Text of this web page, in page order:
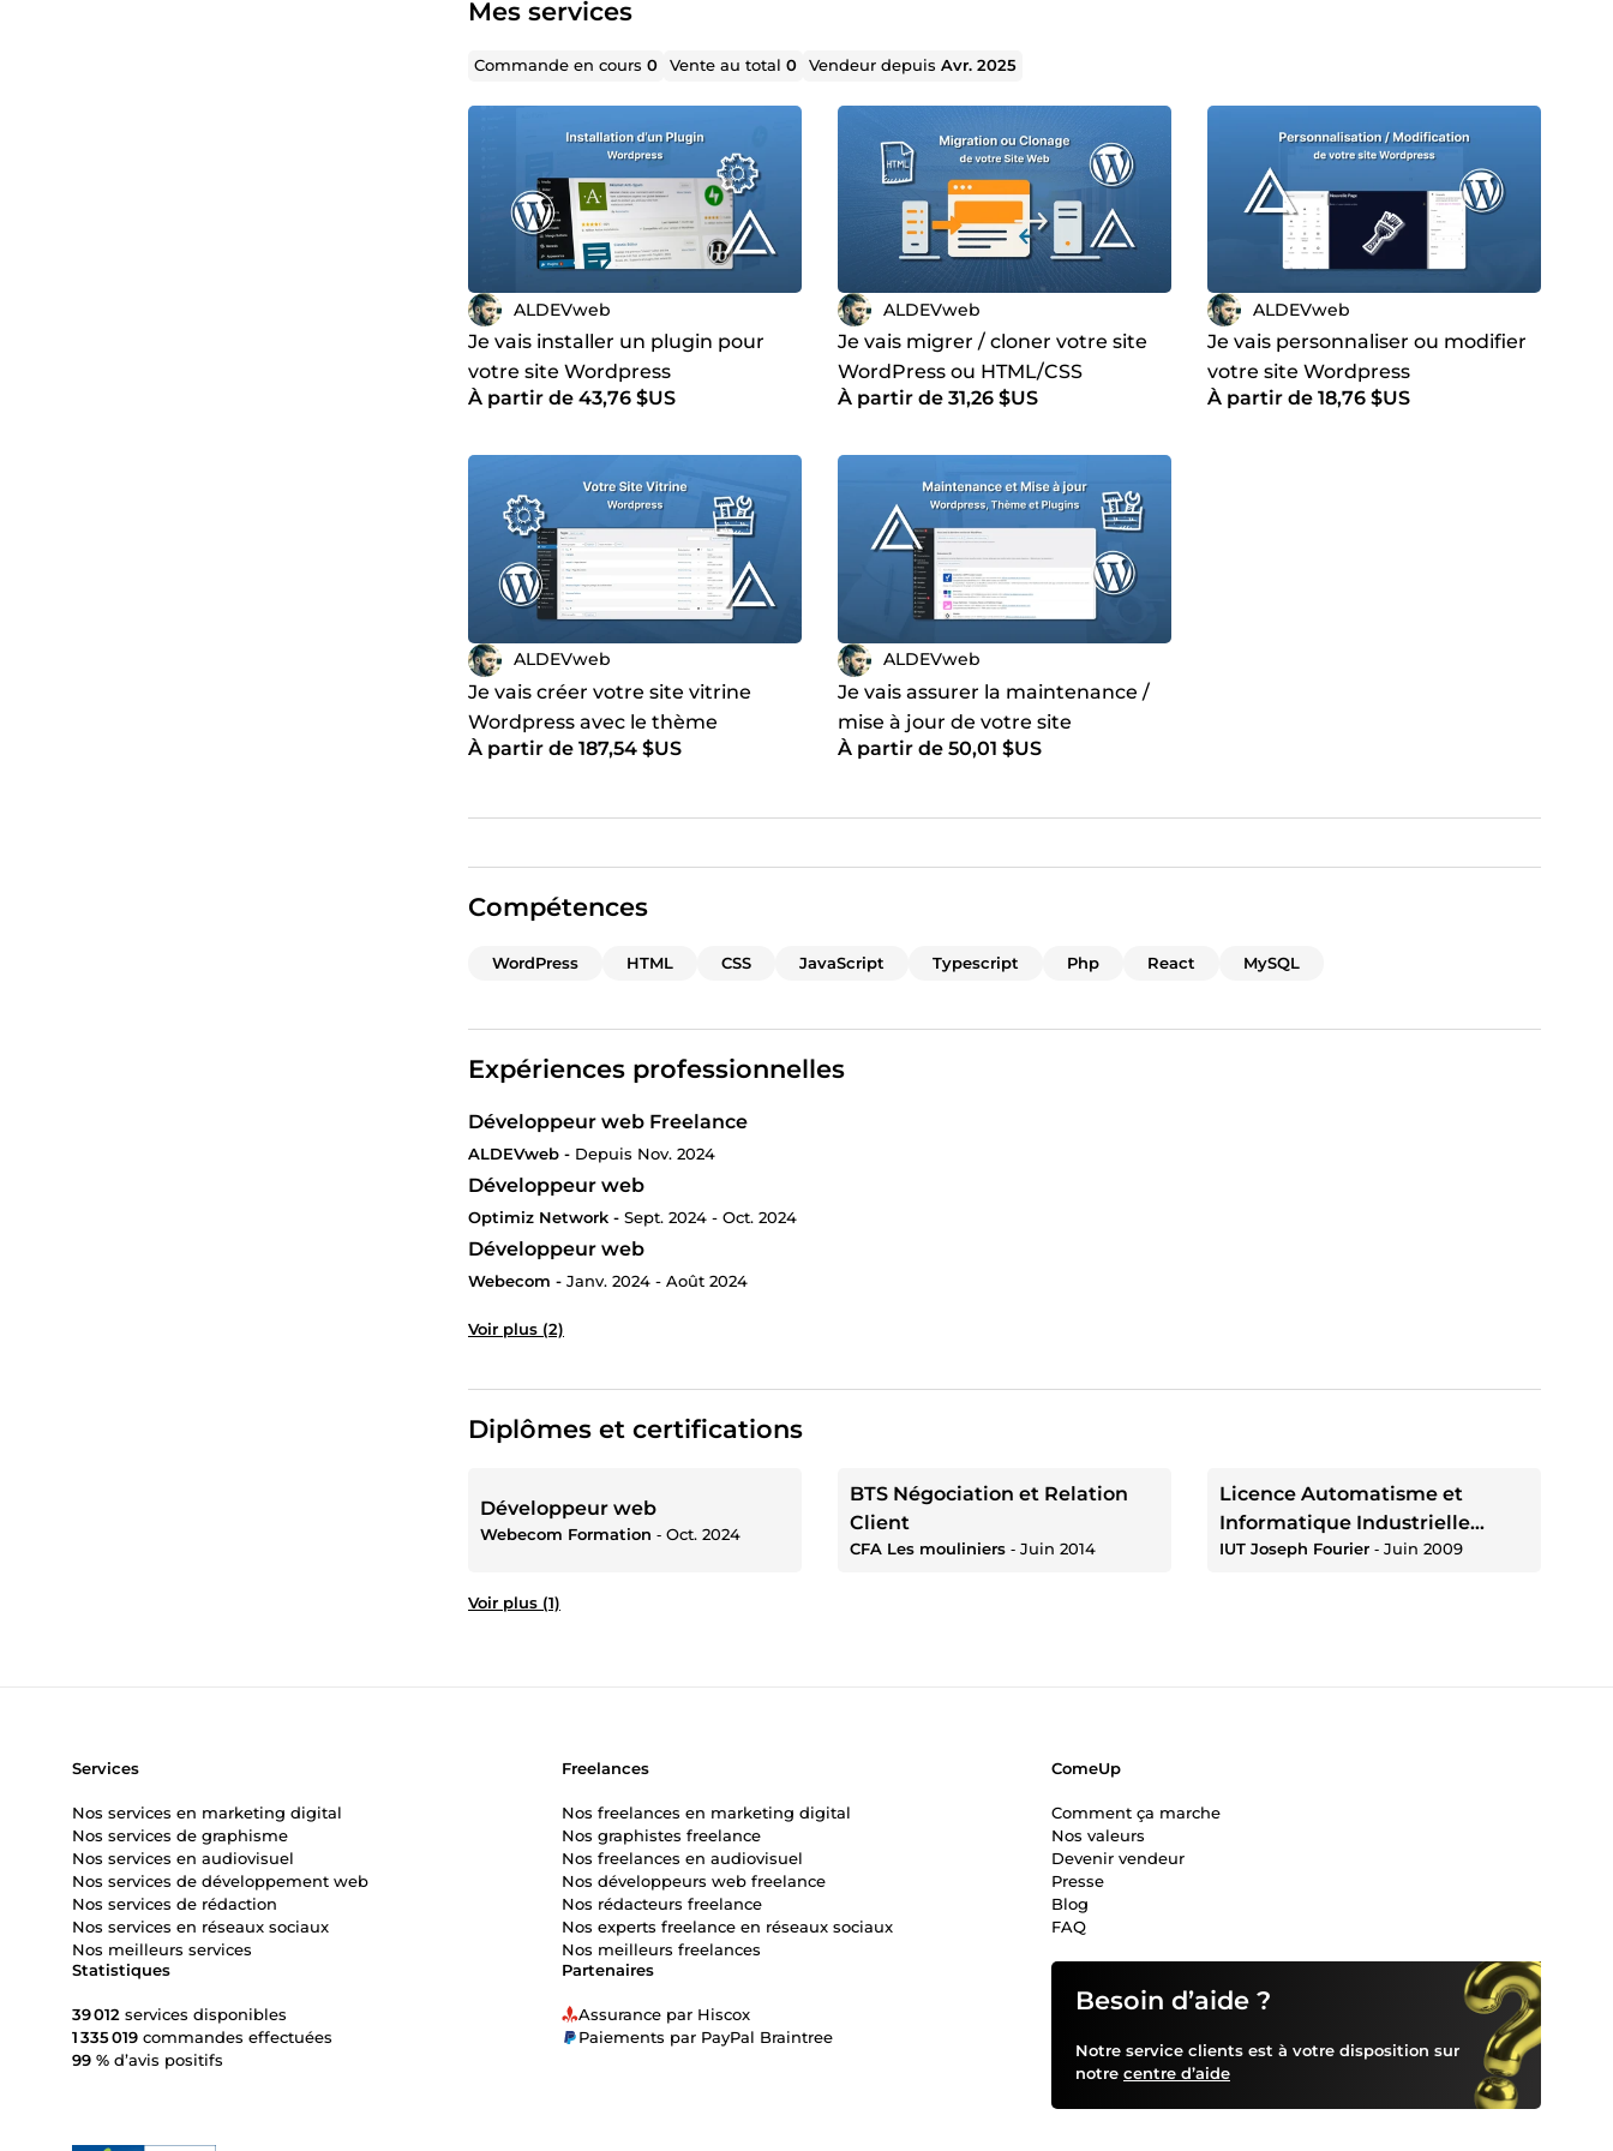
Mes services
Commande en cours0 Vente au total0 Vendeur depuisAvr. 2025
ALDEVweb
Je vais installer un plugin pour
votre site Wordpress
À partir de 43,76 $US
ALDEVweb
Je vais migrer / cloner votre site
WordPress ou HTML/CSS
À partir de 31,26 $US
ALDEVweb
Je vais personnaliser ou modifier
votre site Wordpress
À partir de 18,76 $US
ALDEVweb
Je vais créer votre site vitrine
Wordpress avec le thème
Kadence
À partir de 187,54 $US
ALDEVweb
Je vais assurer la maintenance /
mise à jour de votre site
WordPress
À partir de 50,01 $US
Compétences
WordPress HTML CSS JavaScript Typescript Php React MySQL
Expériences professionnelles
Développeur web Freelance
ALDEVweb - Depuis Nov. 2024
Développeur web
Optimiz Network - Sept. 2024 - Oct. 2024
Développeur web
Webecom - Janv. 2024 - Août 2024
Voir plus (2)
Diplômes et certifications
Développeur web
Webecom Formation ‐ Oct. 2024
BTS Négociation et Relation
Client
CFA Les mouliniers ‐ Juin 2014
Licence Automatisme et
Informatique Industrielle
Spécialité Systèmes
IUT Joseph Fourier ‐ Juin 2009
Voir plus (1)
Besoin d’aide ?
Notre service clients est à votre disposition sur
notre centre d’aide
Partenaires
Assurance par Hiscox
Paiements par PayPal Braintree
Statistiques
39 012 services disponibles
1 335 019 commandes effectuées
99 % d’avis positifs
Services
Nos services en marketing digital
Nos services de graphisme
Nos services en audiovisuel
Nos services de développement web
Nos services de rédaction
Nos services en réseaux sociaux
Nos meilleurs services
Freelances
Nos freelances en marketing digital
Nos graphistes freelance
Nos freelances en audiovisuel
Nos développeurs web freelance
Nos rédacteurs freelance
Nos experts freelance en réseaux sociaux
Nos meilleurs freelances
ComeUp
Comment ça marche
Nos valeurs
Devenir vendeur
Presse
Blog
FAQ